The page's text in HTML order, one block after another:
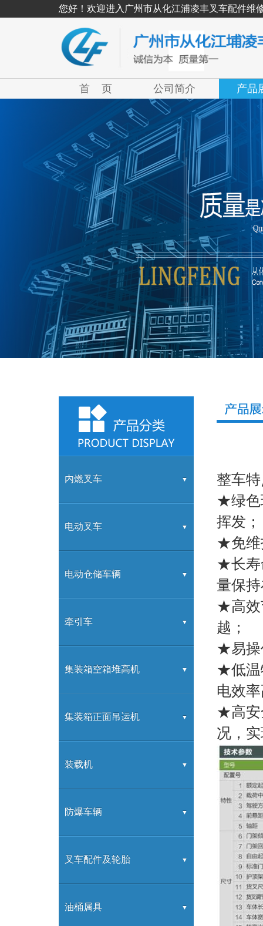
您好！欢迎进入广州市从化江浦凌丰叉车配件维
首 页 公司简介 产品
内燃叉车
G系列
K系列
H2000系列
H3系列
电动叉车
G系列
高频充电机
G系列充电机
H系列
电动仓储车辆
交流前移动式蓄电池叉车
交流蓄电池托盘堆垛车
蓄电池托盘搬运车
牵引车
电动牵引车
电动搬运车
合力拖车产品
内燃牵引车
集装箱空箱堆高机
2-8层堆高机
集装箱正面吊运机
正面吊
装载机
装载机
防爆车辆
防爆叉车
叉车配件及轮胎
叉车配件
油桶属具
整车
★绿色
挥发；
★免维
★长寿
量保
★高效
越；
★易操
★低温
电效
★高安
况，